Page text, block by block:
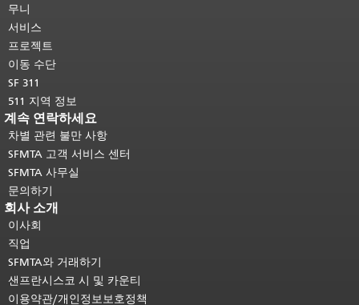
머지 내용은 모든 페이지에 반복됩니
다.메인 콘텐츠 상단으로 돌아가려면
여기를 클릭하십시오
무니
서비스
프로젝트
이동 수단
SF 311
511 지역 정보
계속 연락하세요
차별 관련 불만 사항
SFMTA 고객 서비스 센터
SFMTA 사무실
문의하기
회사 소개
이사회
직업
SFMTA와 거래하기
샌프란시스코 시 및 카운티
이용약관/개인정보보호정책